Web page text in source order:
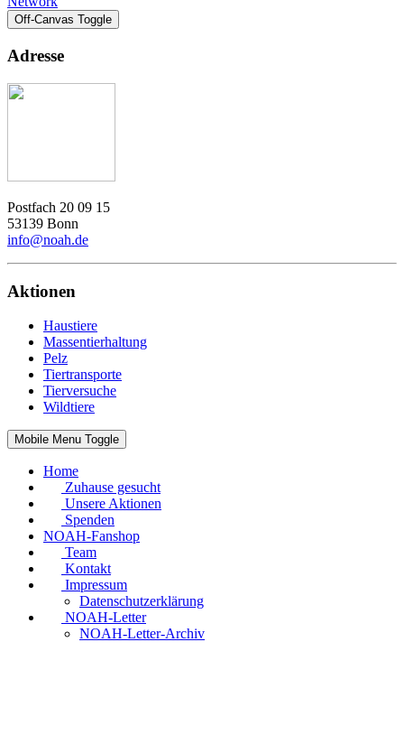
Off-Canvas Toggle
Adresse
Postfach 20 09 15
53139 Bonn
info@noah.de
Aktionen
Haustiere
Massentierhaltung
Pelz
Tiertransporte
Tierversuche
Wildtiere
Mobile Menu Toggle
Home
Zuhause gesucht
Unsere Aktionen
Spenden
NOAH-Fanshop
Team
Kontakt
Impressum
Datenschutzerklärung
NOAH-Letter
NOAH-Letter-Archiv